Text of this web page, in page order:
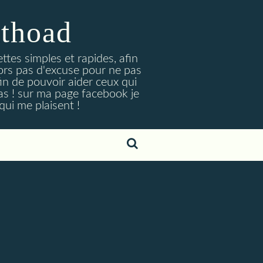
simples et rapides, afin
pas d'excuse pour ne pas
de pouvoir aider ceux qui
! sur ma page facebook je
me plaisent !